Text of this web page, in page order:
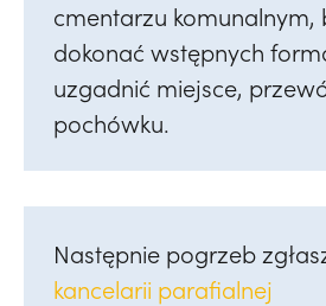
cmentarzu komunalnym,
dokonać wstępnych
uzgadnić miejsce,
pochówku.
Następnie pogrzeb
kancelarii parafialnej